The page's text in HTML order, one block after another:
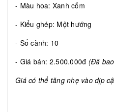
- Màu hoa: Xanh cốm
- Kiểu ghép: Một hướng
- Số cành: 10
- Giá bán: 2.500.000đ (Đã
Giá có thể tăng nhẹ vào dịp